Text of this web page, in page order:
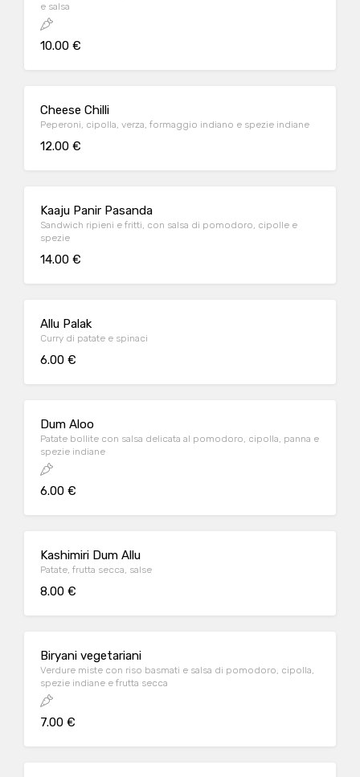
e salsa
10.00 €
Cheese Chilli
Peperoni, cipolla, verza, formaggio indiano e spezie indiane
12.00 €
Kaaju Panir Pasanda
Sandwich ripieni e fritti, con salsa di pomodoro, cipolle e
spezie
14.00 €
Allu Palak
Curry di patate e spinaci
6.00 €
Dum Aloo
Patate bollite con salsa delicata al pomodoro, cipolla, panna e
spezie indiane
6.00 €
Kashimiri Dum Allu
Patate, frutta secca, salse
8.00 €
Biryani vegetariani
Verdure miste con riso basmati e salsa di pomodoro, cipolla,
spezie indiane e frutta secca
7.00 €